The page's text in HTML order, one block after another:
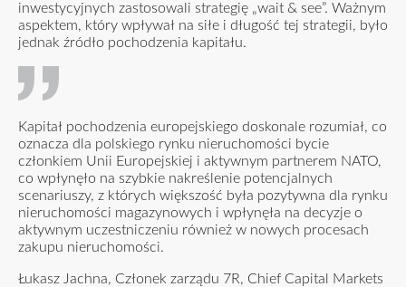
inwestycyjnych zastosowali strategię „wait & see”. Ważnym
aspektem, który wpływał na siłe i długość tej strategii, było
jednak źródło pochodzenia kapitału.
Kapitał pochodzenia europejskiego doskonale rozumiał, co
oznacza dla polskiego rynku nieruchomości bycie
członkiem Unii Europejskiej i aktywnym partnerem NATO,
co wpłynęło na szybkie nakreślenie potencjalnych
scenariuszy, z których większość była pozytywna dla rynku
nieruchomości magazynowych i wpłynęła na decyzje o
aktywnym uczestniczeniu również w nowych procesach
zakupu nieruchomości.
Łukasz Jachna, Członek zarządu 7R, Chief Capital Markets